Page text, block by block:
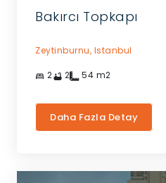
Bakırcı Topkapı
Zeytinburnu, Istanbul
2 2 54 m2
Daha Fazla Detay